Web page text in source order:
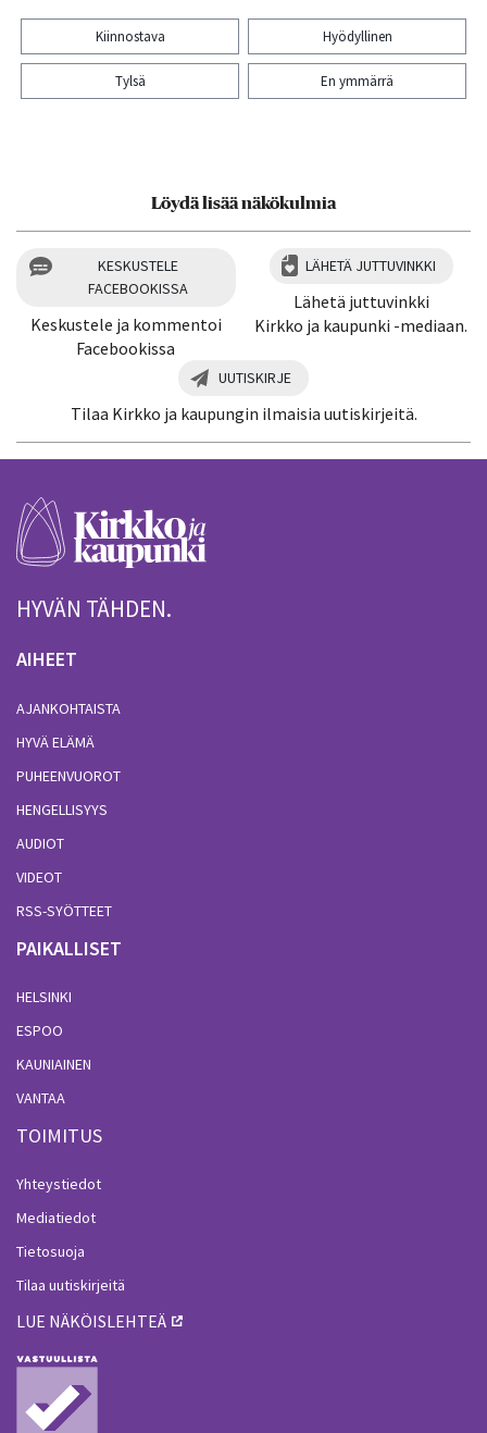
Kiinnostava Hyödyllinen
Tylsä En ymmärrä
Löydä lisää näkökulmia
KESKUSTELE
FACEBOOKISSA
Keskustele ja kommentoi
Facebookissa
LÄHETÄ JUTTUVINKKI
Lähetä juttuvinkki
Kirkko ja kaupunki -mediaan.
UUTISKIRJE
Tilaa Kirkko ja kaupungin ilmaisia uutiskirjeitä.
HYVÄN TÄHDEN.
AIHEET
AJANKOHTAISTA
HYVÄ ELÄMÄ
PUHEENVUOROT
HENGELLISYYS
AUDIOT
VIDEOT
RSS-SYÖTTEET
PAIKALLISET
HELSINKI
ESPOO
KAUNIAINEN
VANTAA
TOIMITUS
Yhteystiedot
Mediatiedot
Tietosuoja
Tilaa uutiskirjeitä
LUE NÄKÖISLEHTEÄ